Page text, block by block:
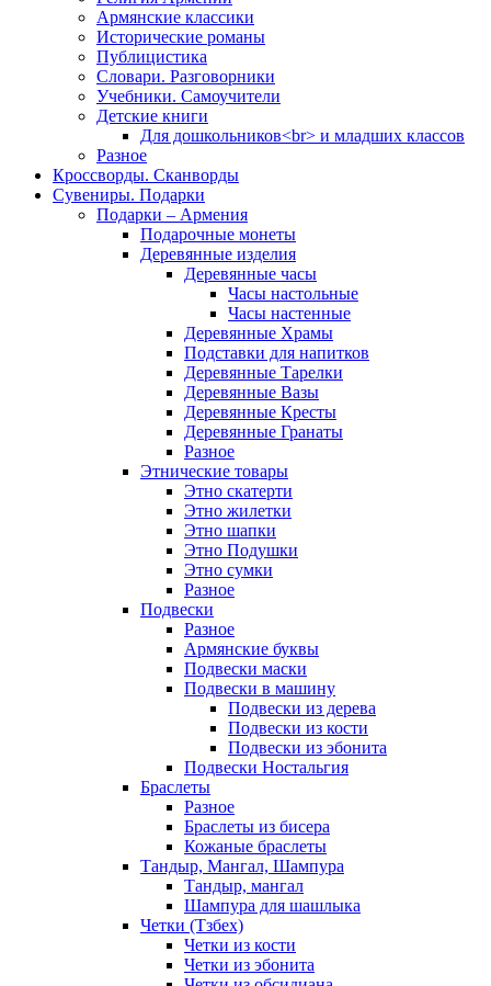
Армянские классики
Исторические романы
Публицистика
Словари. Разговорники
Учебники. Самоучители
Детские книги
Для дошкольников<br> и младших классов
Разное
Кроссворды. Сканворды
Сувениры. Подарки
Подарки – Армения
Подарочные монеты
Деревянные изделия
Деревянные часы
Часы настольные
Часы настенные
Деревянные Храмы
Подставки для напитков
Деревянные Тарелки
Деревянные Вазы
Деревянные Кресты
Деревянные Гранаты
Разное
Этнические товары
Этно скатерти
Этно жилетки
Этно шапки
Этно Подушки
Этно сумки
Разное
Подвески
Разное
Армянские буквы
Подвески маски
Подвески в машину
Подвески из дерева
Подвески из кости
Подвески из эбонита
Подвески Ностальгия
Браслеты
Разное
Браслеты из бисера
Кожаные браслеты
Тандыр, Мангал, Шампура
Тандыр, мангал
Шампура для шашлыка
Четки (Тзбех)
Четки из кости
Четки из эбонита